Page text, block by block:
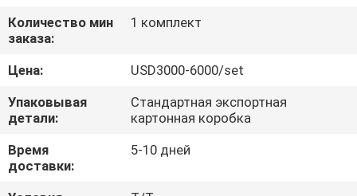
ПРОВЕРКА
КАЧЕСТВА
СВЯЖИТЕСЬ
МЫ
СПРОСИТЕ
Количество мин
заказа:
1 комплект
Цена:
USD3000-6000/set
Упаковывая
детали:
Стандартная экспортная
картонная коробка
Время
доставки:
5-10 дней